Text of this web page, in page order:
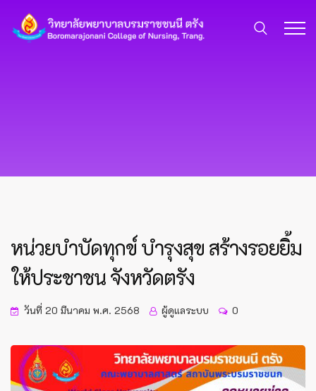
หน่วยบำบัดทุกข์ บำรุงสุข สร้างรอยยิ้ม
ให้ประชาชน จังหวัดตรัง
วันที่ 20 มีนาคม พ.ศ. 2568 ผู้ดูแลระบบ 0